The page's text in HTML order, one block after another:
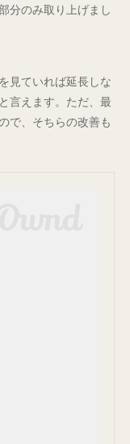
分のみ取り上げまし
見ていれば延長しな
言えます。ただ、最
で、そちらの改善も